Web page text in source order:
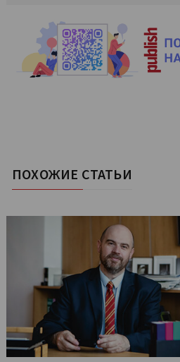
ПОХОЖИЕ СТАТЬИ